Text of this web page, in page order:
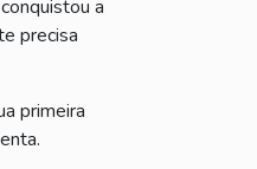
a
precisa
primeira